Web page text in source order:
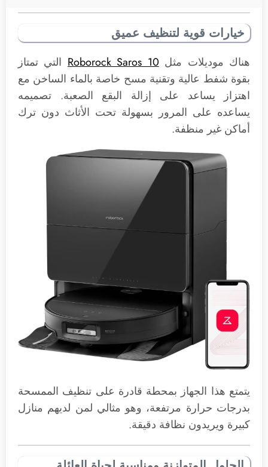
خيارات قوية لتنظيف عميق
هناك موديلات مثل Roborock Saros 10 التي تمتاز
بقوة شفط عالية وتقنية مسح خاصة بالماء الساخن مع
اهتزاز يساعد على إزالة البقع الصعبة. تصميمه
يساعده على المرور بسهولة تحت الأثاث دون ترك
أماكن غير منظفة.
يتمتع هذا الجهاز بمحطة قادرة على تنظيف الممسحة
بدرجات حرارة مرتفعة، وهو مثالي لمن لديهم منازل
كبيرة ويريدون نظافة دقيقة.